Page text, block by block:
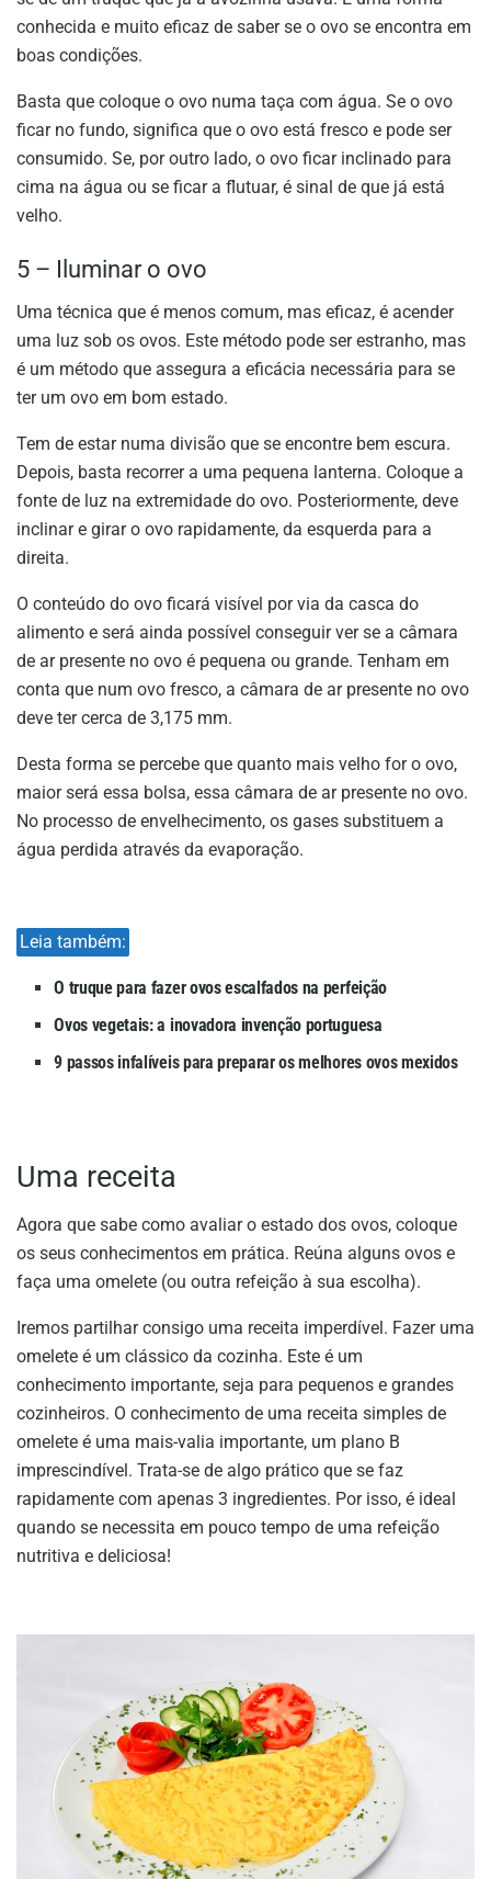
conhecida e muito eficaz de saber se o ovo se encontra em
boas condições.
Basta que coloque o ovo numa taça com água. Se o ovo
ficar no fundo, significa que o ovo está fresco e pode ser
consumido. Se, por outro lado, o ovo ficar inclinado para
cima na água ou se ficar a flutuar, é sinal de que já está
velho.
5 – Iluminar o ovo
Uma técnica que é menos comum, mas eficaz, é acender
uma luz sob os ovos. Este método pode ser estranho, mas
é um método que assegura a eficácia necessária para se
ter um ovo em bom estado.
Tem de estar numa divisão que se encontre bem escura.
Depois, basta recorrer a uma pequena lanterna. Coloque a
fonte de luz na extremidade do ovo. Posteriormente, deve
inclinar e girar o ovo rapidamente, da esquerda para a
direita.
O conteúdo do ovo ficará visível por via da casca do
alimento e será ainda possível conseguir ver se a câmara
de ar presente no ovo é pequena ou grande. Tenham em
conta que num ovo fresco, a câmara de ar presente no ovo
deve ter cerca de 3,175 mm.
Desta forma se percebe que quanto mais velho for o ovo,
maior será essa bolsa, essa câmara de ar presente no ovo.
No processo de envelhecimento, os gases substituem a
água perdida através da evaporação.
Leia também:
O truque para fazer ovos escalfados na perfeição
Ovos vegetais: a inovadora invenção portuguesa
9 passos infalíveis para preparar os melhores ovos mexidos
Uma receita
Agora que sabe como avaliar o estado dos ovos, coloque
os seus conhecimentos em prática. Reúna alguns ovos e
faça uma omelete (ou outra refeição à sua escolha).
Iremos partilhar consigo uma receita imperdível. Fazer uma
omelete é um clássico da cozinha. Este é um
conhecimento importante, seja para pequenos e grandes
cozinheiros. O conhecimento de uma receita simples de
omelete é uma mais-valia importante, um plano B
imprescindível. Trata-se de algo prático que se faz
rapidamente com apenas 3 ingredientes. Por isso, é ideal
quando se necessita em pouco tempo de uma refeição
nutritiva e deliciosa!